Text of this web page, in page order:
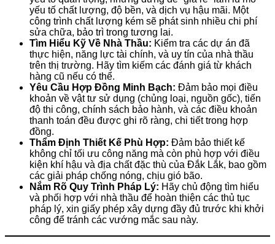
yếu tố chất lượng, độ bền, và dịch vụ hậu mãi. Một
công trình chất lượng kém sẽ phát sinh nhiều chi phí
sửa chữa, bảo trì trong tương lai.
Tìm Hiểu Kỹ Về Nhà Thầu: Kiểm tra các dự án đã
thực hiện, năng lực tài chính, và uy tín của nhà thầu
trên thị trường. Hãy tìm kiếm các đánh giá từ khách
hàng cũ nếu có thể.
Yêu Cầu Hợp Đồng Minh Bạch: Đảm bảo mọi điều
khoản về vật tư sử dụng (chủng loại, nguồn gốc), tiến
độ thi công, chính sách bảo hành, và các điều khoản
thanh toán đều được ghi rõ ràng, chi tiết trong hợp
đồng.
Thẩm Định Thiết Kế Phù Hợp: Đảm bảo thiết kế
không chỉ tối ưu công năng mà còn phù hợp với điều
kiện khí hậu và địa chất đặc thù của Đắk Lắk, bao gồm
các giải pháp chống nóng, chịu gió bão.
Nắm Rõ Quy Trình Pháp Lý: Hãy chủ động tìm hiểu
và phối hợp với nhà thầu để hoàn thiện các thủ tục
pháp lý, xin giấy phép xây dựng đầy đủ trước khi khởi
công để tránh các vướng mắc sau này.